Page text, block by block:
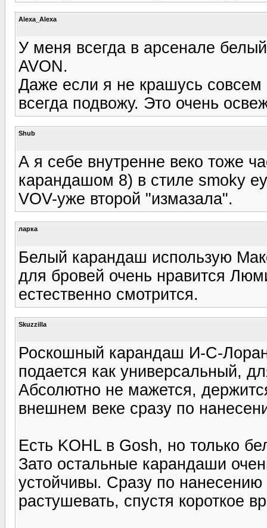
Alexa_Alexa
У меня всегда в арсенале
AVON.
Даже если я не крашусь совсем
всегда подвожу. Это очень
Shub
А я себе внутренне веко тоже
карандашом 8) в стиле smoky
VOV-уже второй "измазала".
ларка
Белый карандаш использую
для бровей очень нравится
естественно смотрится.
Skuzzilla
Роскошный карандаш И-С-
подается как универсальный,
Абсолютно не мажется,
внешнем веке сразу по
Есть KOHL в Gosh, но только
Зато остальные карандаши
устойчивы. Сразу по
растушевать, спустя короткое